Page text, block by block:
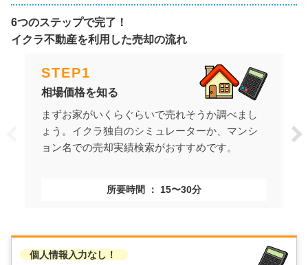
6つのステップで完了！
イクラ不動産を利用した売却の流れ
STEP1
相場価格を知る
まずお家がいくらぐらいで売れそうか調べまし
ょう。イクラ独自のシミュレーターか、マンシ
ョン名での売却実績検索がおすすめです。
所要時間 15〜30分
個人情報入力なし！